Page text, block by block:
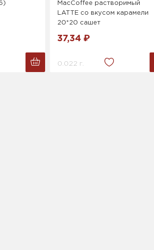
MacCoffee растворимый
LATTE со вкусом карамели
20*20 сашет
37,34 ₽
0.022 г.